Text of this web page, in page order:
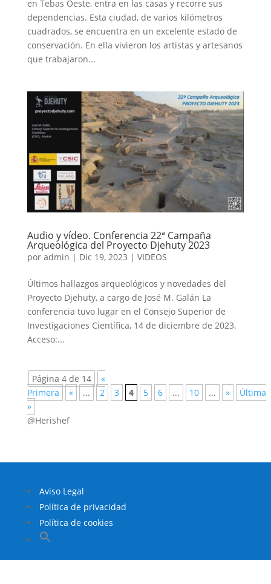
en Tebas Oeste, entra en las casas y recorre sus
dependencias. Esta ciudad, de varios kilómetros
cuadrados, se encuentra en un excelente estado de
conservación. En ella vivieron los artistas y artesanos
que trabajaron...
Audio y vídeo. Conferencia 22ª Campaña
Arqueológica del Proyecto Djehuty 2023
por admin | Dic 19, 2023 | VIDEOS
Últimos hallazgos arqueológicos y novedades del
Proyecto Djehuty, a cargo de José M. Galán La
conferencia tuvo lugar en el Consejo Superior de
Investigaciones Científica, 14 de diciembre de 2023.
Acceso:...
Página 4 de 14
«
Primera
« ... 2 3 4 5 6 ... 10 ... »
Última
»
@Herishef
Aviso Legal
Política de privacidad
Política de cookies
Buscar:
Botón de búsqueda